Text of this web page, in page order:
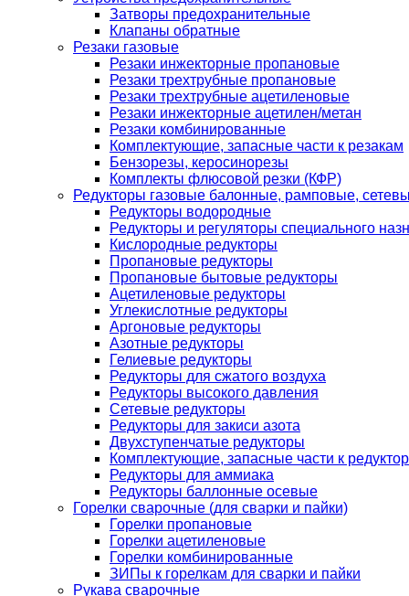
Затворы предохранительные
Клапаны обратные
Резаки газовые
Резаки инжекторные пропановые
Резаки трехтрубные пропановые
Резаки трехтрубные ацетиленовые
Резаки инжекторные ацетилен/метан
Резаки комбинированные
Комплектующие, запасные части к резакам
Бензорезы, керосинорезы
Комплекты флюсовой резки (КФР)
Редукторы газовые балонные, рамповые,
Редукторы водородные
Редукторы и регуляторы специального
Кислородные редукторы
Пропановые редукторы
Пропановые бытовые редукторы
Ацетиленовые редукторы
Углекислотные редукторы
Аргоновые редукторы
Азотные редукторы
Гелиевые редукторы
Редукторы для сжатого воздуха
Редукторы высокого давления
Сетевые редукторы
Редукторы для закиси азота
Двухступенчатые редукторы
Комплектующие, запасные части к
Редукторы для аммиака
Редукторы баллонные осевые
Горелки сварочные (для сварки и пайки)
Горелки пропановые
Горелки ацетиленовые
Горелки комбинированные
ЗИПы к горелкам для сварки и пайки
Рукава сварочные